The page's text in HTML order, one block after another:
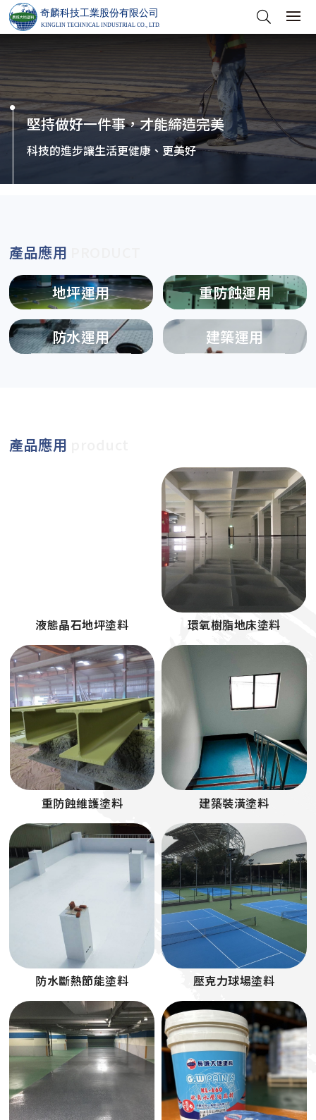
堅持做好一件事，才能締造完美
科技的進步讓生活更健康、更美好
產品應用
地坪運用
重防蝕運用
防水運用 建築運用
產品應用
液態晶石地坪塗料 環氧樹脂地床塗料
重防蝕維護塗料 建築裝潢塗料
防水斷熱節能塗料 壓克力球場塗料